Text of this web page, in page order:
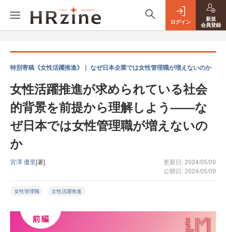
ログイン
新規
会員登録
特別寄稿《女性活躍推進》｜ なぜ日本企業では女性管理職が増えないのか
女性活躍推進が求められている社会
的背景を前提から理解しよう——な
ぜ日本では女性管理職が増えないの
か
宮澤 優里[著]
更新日: 2024/05/09
公開日: 2024/05/09
女性管理職 女性活躍推進